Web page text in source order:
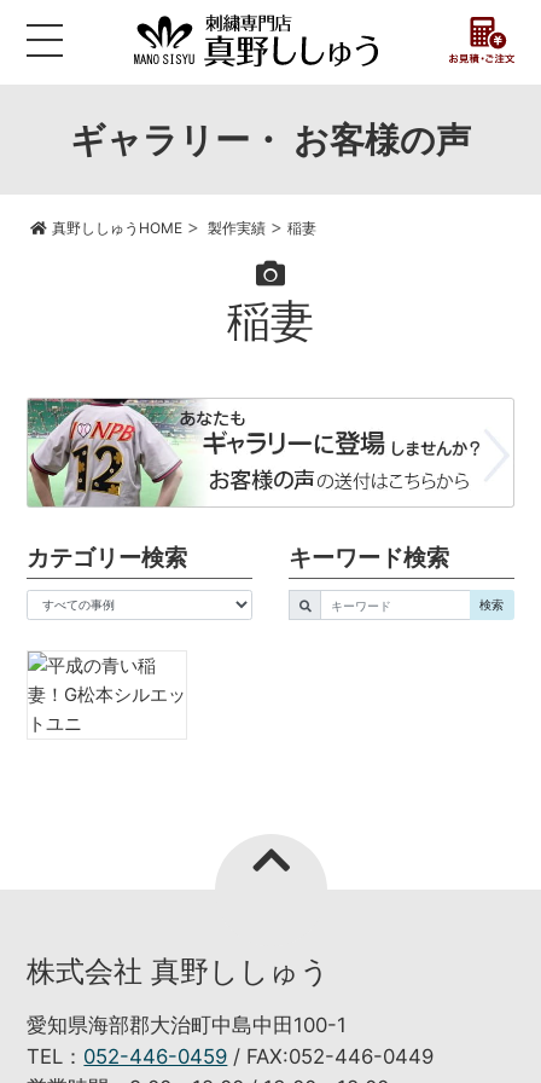
ギャラリー・ お客様の声
真野ししゅうHOME> 製作実績> 稲妻
稲妻
カテゴリー検索 キーワード検索
キーワード 検索
株式会社 真野ししゅう
愛知県海部郡大治町中島中田100-1
TEL： 052-446-0459 / FAX:052-446-0449